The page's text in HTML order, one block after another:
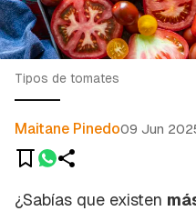
Tipos de tomates
Maitane Pinedo09 Jun
¿Sabías que existen